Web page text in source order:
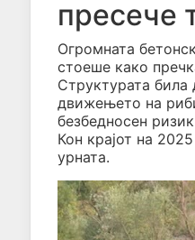
пресече
Огромната
стоеше како
Структурата
движењето на
безбедносен
Кон крајот на
урната.